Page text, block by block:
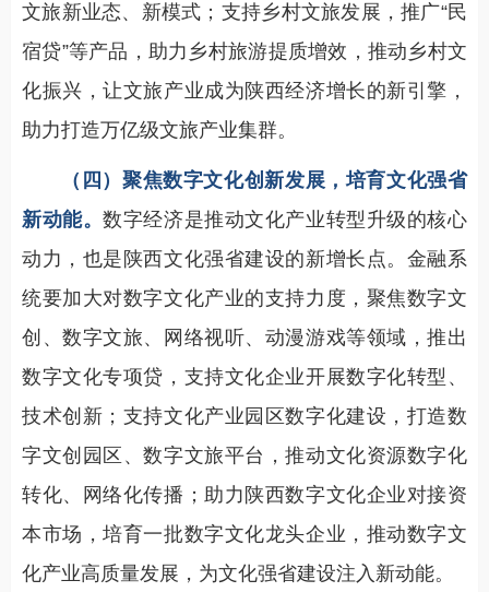
文旅新业态、新模式；支持乡村文旅发展，推广“民
宿贷”等产品，助力乡村旅游提质增效，推动乡村文
化振兴，让文旅产业成为陕西经济增长的新引擎，
助力打造万亿级文旅产业集群。
（四）聚焦数字文化创新发展，培育文化强省
新动能。数字经济是推动文化产业转型升级的核心
动力，也是陕西文化强省建设的新增长点。金融系
统要加大对数字文化产业的支持力度，聚焦数字文
创、数字文旅、网络视听、动漫游戏等领域，推出
数字文化专项贷，支持文化企业开展数字化转型、
技术创新；支持文化产业园区数字化建设，打造数
字文创园区、数字文旅平台，推动文化资源数字化
转化、网络化传播；助力陕西数字文化企业对接资
本市场，培育一批数字文化龙头企业，推动数字文
化产业高质量发展，为文化强省建设注入新动能。